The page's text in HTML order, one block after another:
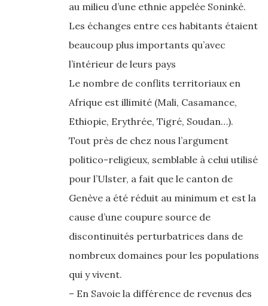
au milieu d’une ethnie appelée Soninké.
Les échanges entre ces habitants étaient
beaucoup plus importants qu’avec
l’intérieur de leurs pays
Le nombre de conflits territoriaux en
Afrique est illimité (Mali, Casamance,
Ethiopie, Erythrée, Tigré, Soudan…).
Tout près de chez nous l’argument
politico-religieux, semblable à celui utilisé
pour l’Ulster, a fait que le canton de
Genève a été réduit au minimum et est la
cause d’une coupure source de
discontinuités perturbatrices dans de
nombreux domaines pour les populations
qui y vivent.
– En Savoie la différence de revenus des